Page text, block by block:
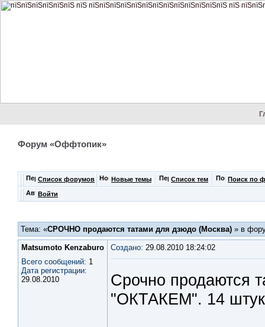
Форум «Оффтопик»
Список форумов Новые темы Список тем Поиск по
Войти
Тема: «СРОЧНО продаются татами для дзюдо (Москва) » в
Matsumoto Kenzaburo
Всего сообщений: 1
Дата регистрации:
29.08.2010
Создано: 29.08.2010 18:24:02
Срочно продаются
"ОКТАКЕМ". 14